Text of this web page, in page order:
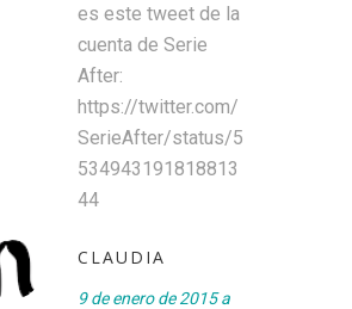
es este tweet de la
cuenta de Serie
After:
https://twitter.com/
SerieAfter/status/5
534943191818813
44
CLAUDIA
9 de enero de 2015 a